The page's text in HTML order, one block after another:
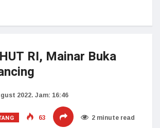
RI, Mainar Buka
2022. Jam: 16:46
63 2 minute read